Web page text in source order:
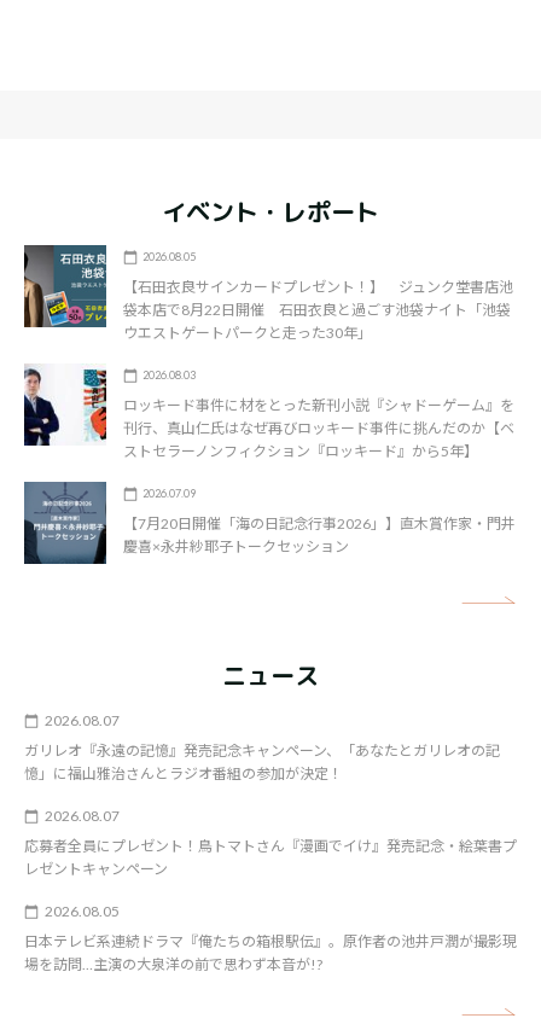
イベント・レポート
2026.08.05
【石田衣良サインカードプレゼント！】 ジュンク堂書店池
袋本店で8月22日開催 石田衣良と過ごす池袋ナイト「池袋
ウエストゲートパークと走った30年」
2026.08.03
ロッキード事件に材をとった新刊小説『シャドーゲーム』を
刊行、真山仁氏はなぜ再びロッキード事件に挑んだのか【ベ
ストセラーノンフィクション『ロッキード』から5年】
2026.07.09
【7月20日開催「海の日記念行事2026」】直木賞作家・門井
慶喜×永井紗耶子トークセッション
ニュース
2026.08.07
ガリレオ『永遠の記憶』発売記念キャンペーン、「あなたとガリレオの記
憶」に福山雅治さんとラジオ番組の参加が決定！
2026.08.07
応募者全員にプレゼント！鳥トマトさん『漫画でイけ』発売記念・絵葉書プ
レゼントキャンペーン
2026.08.05
日本テレビ系連続ドラマ『俺たちの箱根駅伝』。原作者の池井戸潤が撮影現
場を訪問…主演の大泉洋の前で思わず本音が!?